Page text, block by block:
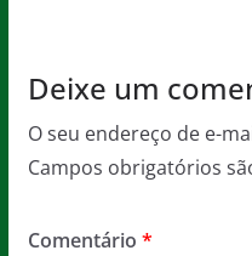
Deixe um
O seu endereço de e-
Campos obrigatórios
Comentário *